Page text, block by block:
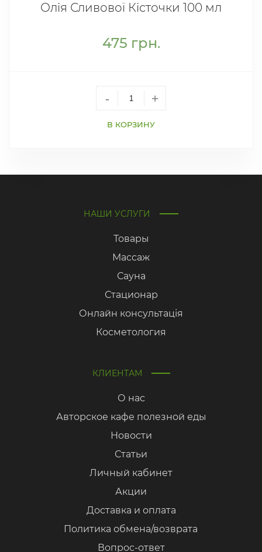
Олія Сливової Кісточки 100 мл
475 грн.
- +
В КОРЗИНУ
НАШИ УСЛУГИ
Товары
Массаж
Сауна
Стационар
Онлайн консультація
Косметология
КЛИЕНТАМ
О нас
Авторское кафе полезной еды
Новости
Статьи
Личный кабинет
Акции
Доставка и оплата
Политика обмена/возврата
Вопрос-ответ